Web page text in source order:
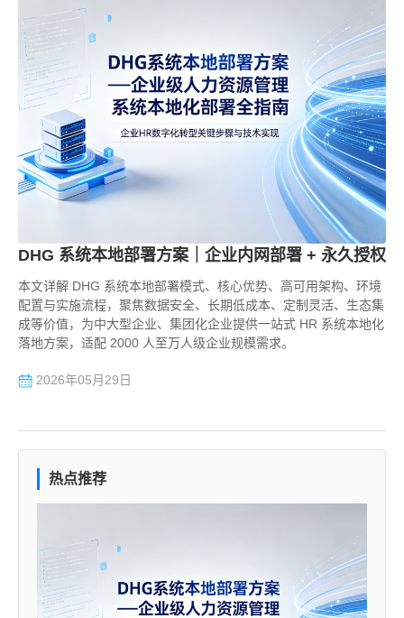
DHG 系统本地部署方案｜企业内网部署 + 永久授权
本文详解 DHG 系统本地部署模式、核心优势、高可用架构、环境
配置与实施流程，聚焦数据安全、长期低成本、定制灵活、生态集
成等价值，为中大型企业、集团化企业提供一站式 HR 系统本地化
落地方案，适配 2000 人至万人级企业规模需求。
2026年05月29日
热点推荐